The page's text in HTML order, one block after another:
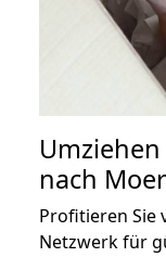
nach
Profitieren Sie
Netzwerk für